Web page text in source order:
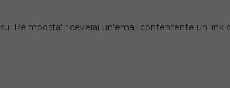
'Reimposta' riceverai un'email contentente un link